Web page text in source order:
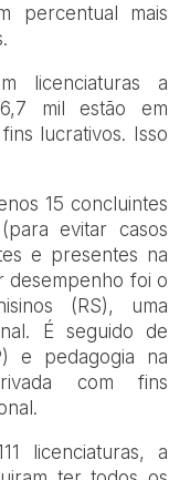
percentual mais
licenciaturas a
mil estão em
lucrativos. Isso
15 concluintes
evitar casos
e presentes na
desempenho foi o
(RS), uma
É seguido de
e pedagogia na
com fins
licenciaturas, a